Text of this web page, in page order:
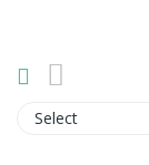
Select